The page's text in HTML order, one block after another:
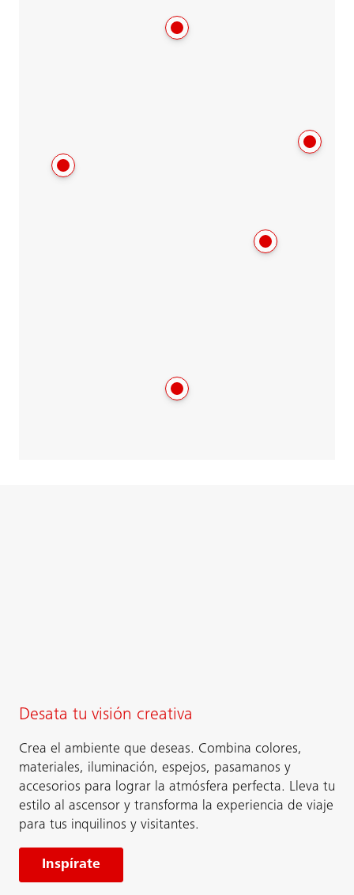
Desata tu visión creativa
Crea el ambiente que deseas. Combina colores,
materiales, iluminación, espejos, pasamanos y
accesorios para lograr la atmósfera perfecta. Lleva tu
estilo al ascensor y transforma la experiencia de viaje
para tus inquilinos y visitantes.
Inspírate